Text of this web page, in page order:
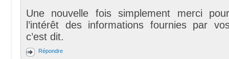
Une nouvelle fois simplement merci
l’intérêt des informations fournies par
c’est dit.
Répondre